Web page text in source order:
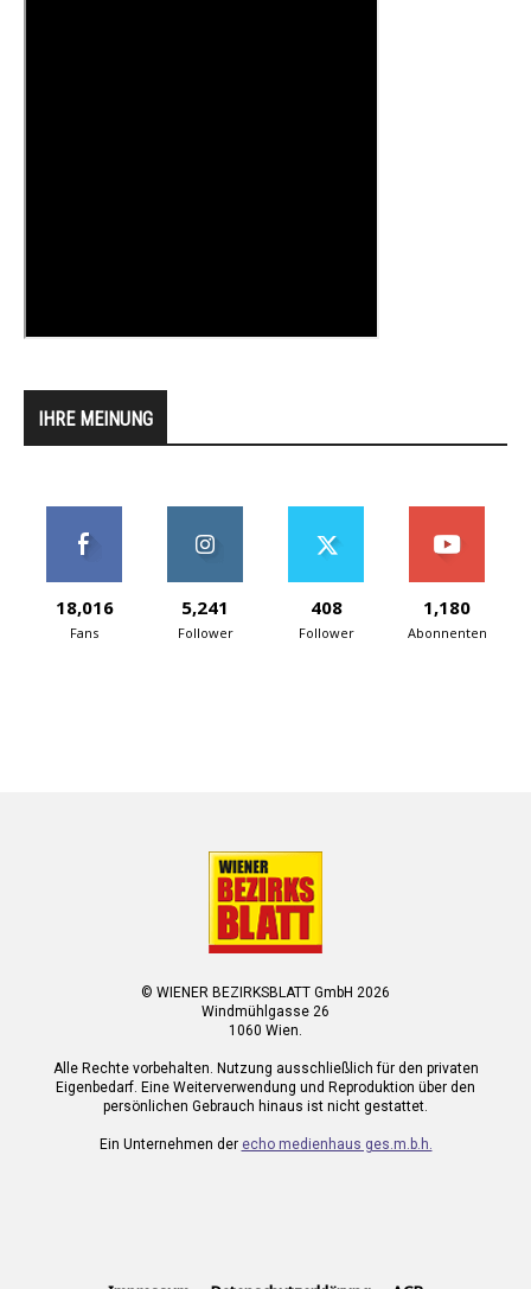
IHRE MEINUNG
18,016
Fans
5,241
Follower
408
Follower
1,180
Abonnenten
© WIENER BEZIRKSBLATT GmbH 2026
Windmühlgasse 26
1060 Wien.
Alle Rechte vorbehalten. Nutzung ausschließlich für den privaten
Eigenbedarf. Eine Weiterverwendung und Reproduktion über den
persönlichen Gebrauch hinaus ist nicht gestattet.
Ein Unternehmen der echo medienhaus ges.m.b.h.